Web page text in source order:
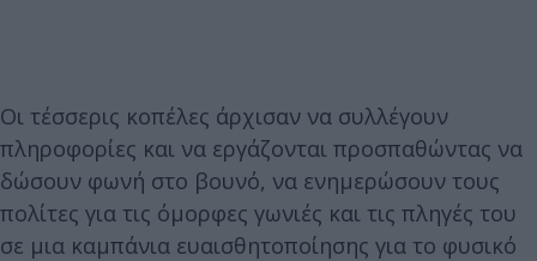
Οι τέσσερις κοπέλες άρχισαν να συλλέγουν
πληροφορίες και να εργάζονται προσπαθώντας να
δώσουν φωνή στο βουνό, να ενημερώσουν τους
πολίτες για τις όμορφες γωνιές και τις πληγές του
σε μια καμπάνια ευαισθητοποίησης για το φυσικό